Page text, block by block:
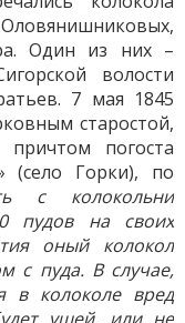
Оловянишниковых,
Один из них –
волости
7 мая 1845
старостой,
погоста
(село Горки), по
с колокольни
пудов на своих
оный колокол
с пуда. В случае,
в колоколе вред